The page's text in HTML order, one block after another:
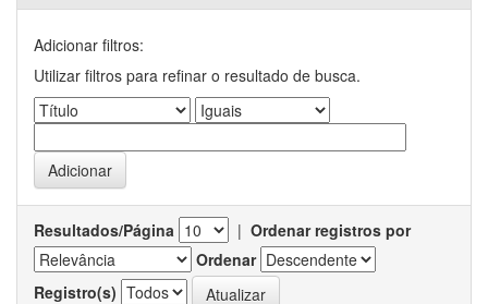
Adicionar filtros:
Utilizar filtros para refinar o resultado de busca.
Resultados/Página | Ordenar registros por
Ordenar
Registro(s)